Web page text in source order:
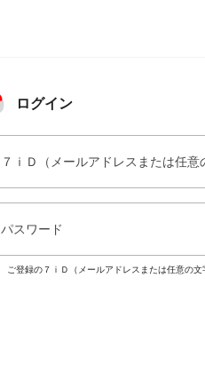
ログイン
７ｉＤ（メールアドレスまたは任意
パスワード
ご登録の７ｉＤ（メールアドレスまたは任意の文